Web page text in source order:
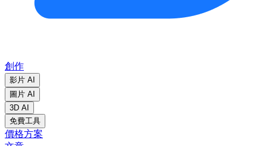
創作
影片 AI
圖片 AI
3D AI
免費工具
價格方案